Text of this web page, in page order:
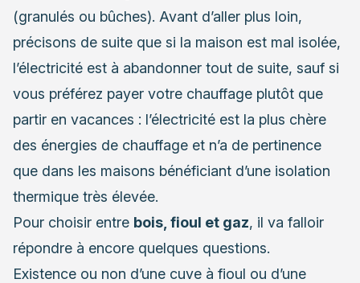
(granulés ou bûches). Avant d’aller plus loin,
précisons de suite que si la maison est mal isolée,
l’électricité est à abandonner tout de suite, sauf si
vous préférez payer votre chauffage plutôt que
partir en vacances : l’électricité est la plus chère
des énergies de chauffage et n’a de pertinence
que dans les maisons bénéficiant d’une isolation
thermique très élevée.
Pour choisir entre bois, fioul et gaz, il va falloir
répondre à encore quelques questions.
Existence ou non d’une cuve à fioul ou d’une